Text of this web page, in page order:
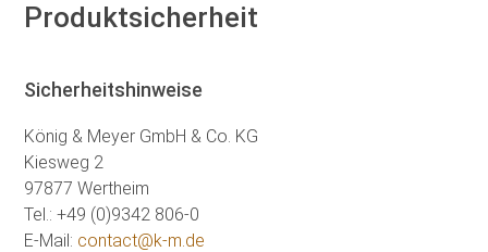
Produktsicherheit
Sicherheitshinweise
König & Meyer GmbH & Co. KG
Kiesweg 2
97877 Wertheim
Tel.: +49 (0)9342 806-0
E-Mail: contact@k-m.de